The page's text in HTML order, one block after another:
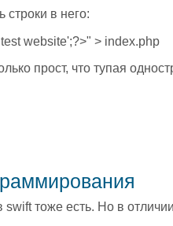
в него:
website';?>" > index.php
прост, что тупая
тоже есть. Но в